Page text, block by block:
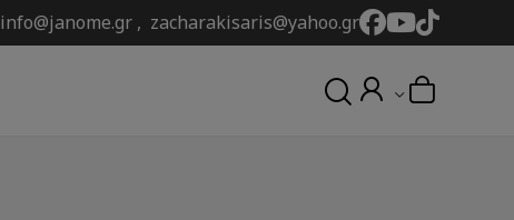
info@janome.gr , zacharakisaris@yahoo.gr